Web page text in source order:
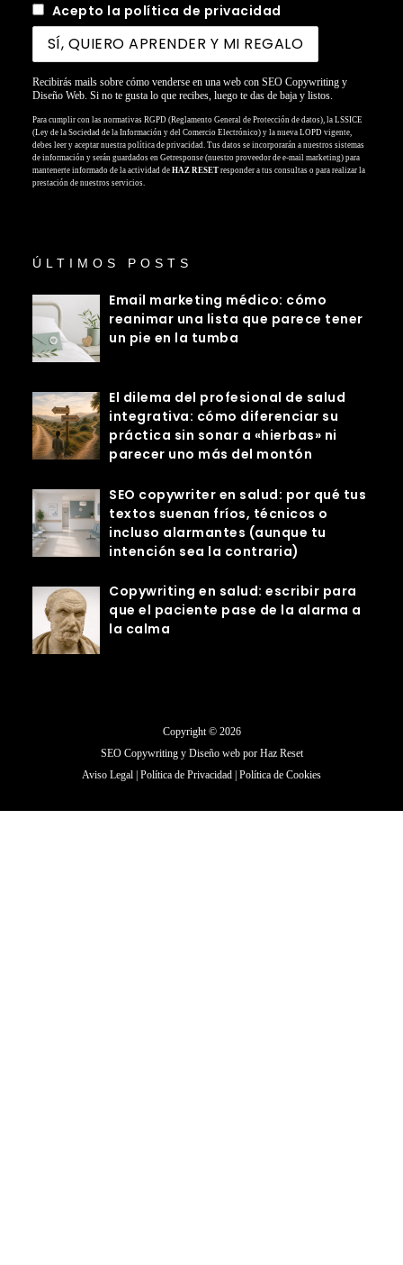
Acepto la política de privacidad
Recibirás mails sobre cómo venderse en una web con SEO Copywriting y
Diseño Web. Si no te gusta lo que recibes, luego te das de baja y listos.
Para cumplir con las normativas RGPD (Reglamento General de Protección de datos), la LSSICE
(Ley de la Sociedad de la Información y del Comercio Electrónico) y la nueva LOPD vigente,
debes leer y aceptar nuestra política de privacidad. Tus datos se incorporarán a nuestros sistemas
de información y serán guardados en Getresponse (nuestro proveedor de e-mail marketing) para
mantenerte informado de la actividad de HAZ RESETresponder a tus consultas o para realizar la
prestación de nuestros servicios.
ÚLTIMOS POSTS
Email marketing médico: cómo
reanimar una lista que parece tener
un pie en la tumba
El dilema del profesional de salud
integrativa: cómo diferenciar su
práctica sin sonar a «hierbas» ni
parecer uno más del montón
SEO copywriter en salud: por qué tus
textos suenan fríos, técnicos o
incluso alarmantes (aunque tu
intención sea la contraria)
Copywriting en salud: escribir para
que el paciente pase de la alarma a
la calma
Copyright © 2026
SEO Copywriting y Diseño web por Haz Reset
Aviso Legal | Política de Privacidad | Política de Cookies